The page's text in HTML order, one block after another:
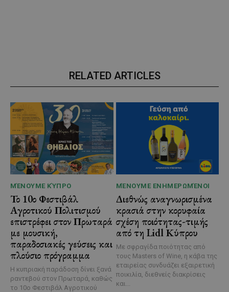
RELATED ARTICLES
ΜΈΝΟΥΜΕ ΚΎΠΡΟ
Το 10ο Φεστιβάλ
Αγροτικού Πολιτισμού
επιστρέφει στον Πρωταρά
με μουσική,
παραδοσιακές γεύσεις και
πλούσιο πρόγραμμα
Η κυπριακή παράδοση δίνει ξανά
ραντεβού στον Πρωταρά, καθώς
το 10ο Φεστιβάλ Αγροτικού
ΜΈΝΟΥΜΕ ΕΝΗΜΕΡΩΜΈΝΟΙ
Διεθνώς αναγνωρισμένα
κρασιά στην κορυφαία
σχέση ποιότητας-τιμής
από τη Lidl Κύπρου
Με σφραγίδα ποιότητας από
τους Masters of Wine, η κάβα της
εταιρείας συνδυάζει εξαιρετική
ποικιλία, διεθνείς διακρίσεις
και...